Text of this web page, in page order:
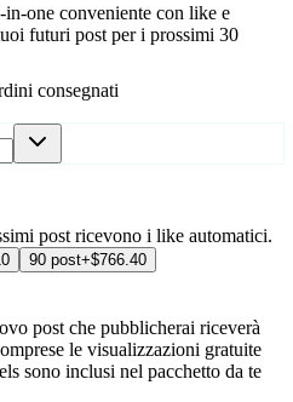
in-one conveniente con like e
futuri post per i prossimi 30
consegnati
post ricevono i like automatici.
90 post+$766.40
post che pubblicherai riceverà
le visualizzazioni gratuite
sono inclusi nel pacchetto da te